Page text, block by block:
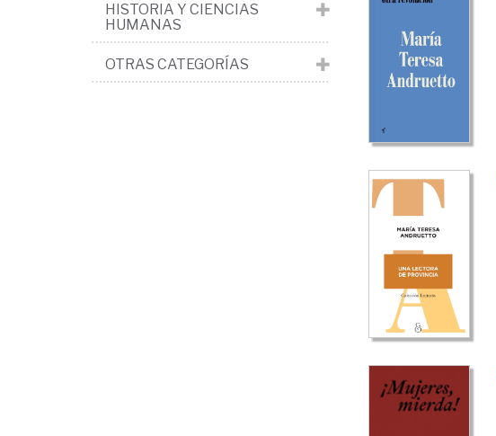
HISTORIA Y CIENCIAS
HUMANAS
OTRAS CATEGORÍAS